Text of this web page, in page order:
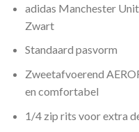
adidas Manchester
Zwart
Standaard pasvorm
Zweetafvoerend
en comfortabel
1/4 zip rits voor extra